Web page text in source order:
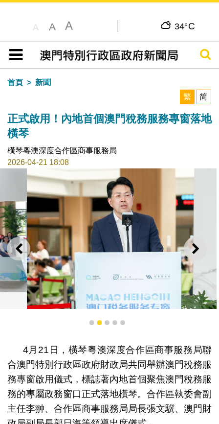
A A A 34°C
目錄
搜尋
首頁
新聞
繁
简
正式啟用！內地首個澳門稅務服務專窗落地
橫琴
橫琴粵澳深度合作區商事服務局
2026-04-21 18:08
上一則 下一
合作區商事服務局局長張文驥
1 2 3 4 5
4月21日，橫琴粵澳深度合作區商事服務局聯
合澳門特別行政區政府財政局共同舉辦澳門稅務服
務專窗啟用儀式，標誌著內地首個聚焦澳門稅務服
務的專屬政務窗口正式落地橫琴。合作區執委會副
主任李翀、合作區商事服務局局長張文驥、澳門財